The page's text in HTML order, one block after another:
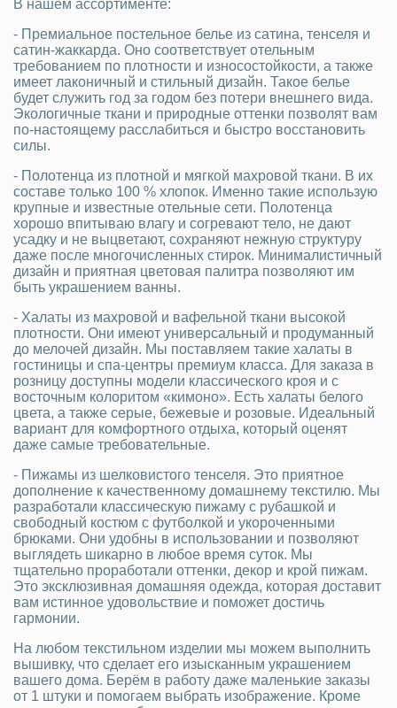
В нашем ассортименте:
- Премиальное постельное белье из сатина, тенселя и
сатин-жаккарда. Оно соответствует отельным
требованием по плотности и износостойкости, а также
имеет лаконичный и стильный дизайн. Такое белье
будет служить год за годом без потери внешнего вида.
Экологичные ткани и природные оттенки позволят вам
по-настоящему расслабиться и быстро восстановить
силы.
- Полотенца из плотной и мягкой махровой ткани. В их
составе только 100 % хлопок. Именно такие использую
крупные и известные отельные сети. Полотенца
хорошо впитываю влагу и согревают тело, не дают
усадку и не выцветают, сохраняют нежную структуру
даже после многочисленных стирок. Минималистичный
дизайн и приятная цветовая палитра позволяют им
быть украшением ванны.
- Халаты из махровой и вафельной ткани высокой
плотности. Они имеют универсальный и продуманный
до мелочей дизайн. Мы поставляем такие халаты в
гостиницы и спа-центры премиум класса. Для заказа в
розницу доступны модели классического кроя и с
восточным колоритом «кимоно». Есть халаты белого
цвета, а также серые, бежевые и розовые. Идеальный
вариант для комфортного отдыха, который оценят
даже самые требовательные.
- Пижамы из шелковистого тенселя. Это приятное
дополнение к качественному домашнему текстилю. Мы
разработали классическую пижаму с рубашкой и
свободный костюм с футболкой и укороченными
брюками. Они удобны в использовании и позволяют
выглядеть шикарно в любое время суток. Мы
тщательно проработали оттенки, декор и крой пижам.
Это эксклюзивная домашняя одежда, которая доставит
вам истинное удовольствие и поможет достичь
гармонии.
На любом текстильном изделии мы можем выполнить
вышивку, что сделает его изысканным украшением
вашего дома. Берём в работу даже маленькие заказы
от 1 штуки и помогаем выбрать изображение. Кроме